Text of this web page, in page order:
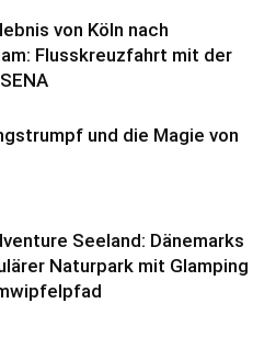
von Köln nach
Flusskreuzfahrt mit der
und die Magie von
Seeland: Dänemarks
Naturpark mit Glamping